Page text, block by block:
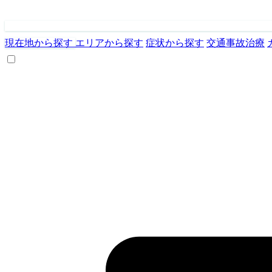
現在地から探す エリアから探す 症状から探す 交通事故治療